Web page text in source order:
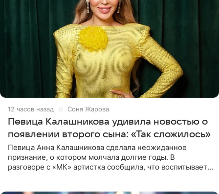
12 часов назад Соня Жарова
Певица Калашникова удивила новостью о
появлении второго сына: «Так сложилось»
Певица Анна Калашникова сделала неожиданное
признание, о котором молчала долгие годы. В
разговоре с «МК» артистка сообщила, что воспитывает